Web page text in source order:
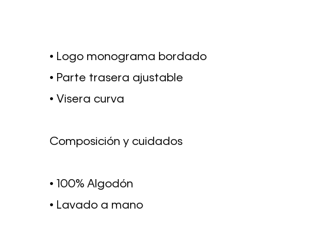
• Logo monograma bordado
• Parte trasera ajustable
• Visera curva
Composición y cuidados
• 100% Algodón
• Lavado a mano